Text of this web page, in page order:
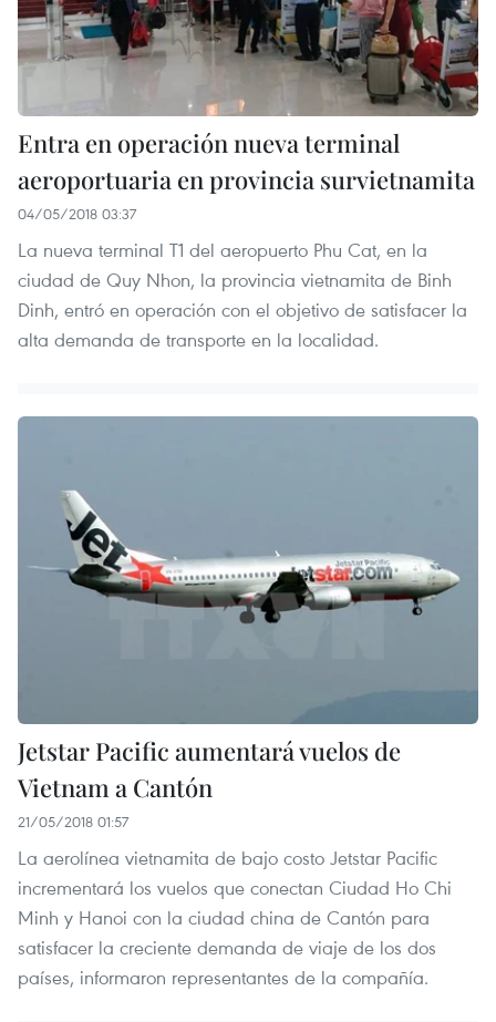
Entra en operación nueva terminal
aeroportuaria en provincia survietnamita
04/05/2018 03:37
La nueva terminal T1 del aeropuerto Phu Cat, en la
ciudad de Quy Nhon, la provincia vietnamita de Binh
Dinh, entró en operación con el objetivo de satisfacer la
alta demanda de transporte en la localidad.
Jetstar Pacific aumentará vuelos de
Vietnam a Cantón
21/05/2018 01:57
La aerolínea vietnamita de bajo costo Jetstar Pacific
incrementará los vuelos que conectan Ciudad Ho Chi
Minh y Hanoi con la ciudad china de Cantón para
satisfacer la creciente demanda de viaje de los dos
países, informaron representantes de la compañía.